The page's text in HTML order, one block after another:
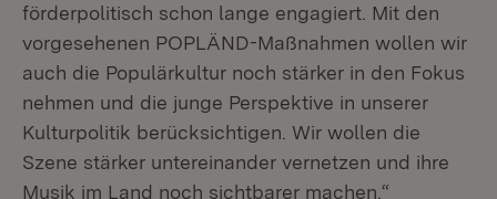
förderpolitisch schon lange engagiert. Mit den
vorgesehenen POPLÄND-Maßnahmen wollen wir
auch die Populärkultur noch stärker in den Fokus
nehmen und die junge Perspektive in unserer
Kulturpolitik berücksichtigen. Wir wollen die
Szene stärker untereinander vernetzen und ihre
Musik im Land noch sichtbarer machen.“